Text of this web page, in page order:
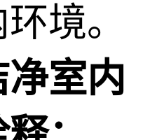
境。
室内